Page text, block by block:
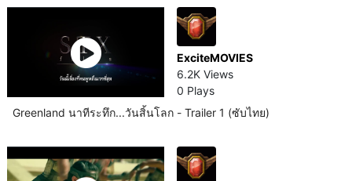
ExciteMOVIES
6.2K Views
0 Plays
Greenland นาทีระทึก...วันสิ้นโลก - Trailer 1 (ซับไทย)